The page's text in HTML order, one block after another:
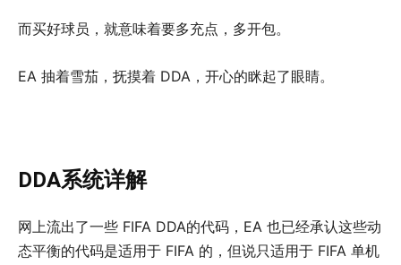
而买好球员，就意味着要多充点，多开包。
EA 抽着雪茄，抚摸着 DDA，开心的眯起了眼睛。
DDA系统详解
网上流出了一些 FIFA DDA的代码，EA 也已经承认这些动
态平衡的代码是适用于 FIFA 的，但说只适用于 FIFA 单机